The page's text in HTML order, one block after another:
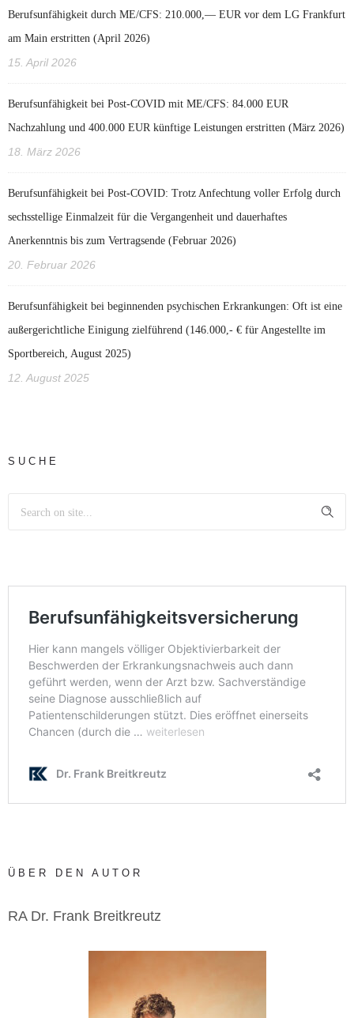
Berufsunfähigkeit durch ME/CFS: 210.000,— EUR vor dem LG Frankfurt
am Main erstritten (April 2026)
15. April 2026
Berufsunfähigkeit bei Post-COVID mit ME/CFS: 84.000 EUR
Nachzahlung und 400.000 EUR künftige Leistungen erstritten (März 2026)
18. März 2026
Berufsunfähigkeit bei Post‑COVID: Trotz Anfechtung voller Erfolg durch
sechsstellige Einmalzeit für die Vergangenheit und dauerhaftes
Anerkenntnis bis zum Vertragsende (Februar 2026)
20. Februar 2026
Berufsunfähigkeit bei beginnenden psychischen Erkrankungen: Oft ist eine
außergerichtliche Einigung zielführend (146.000,- € für Angestellte im
Sportbereich, August 2025)
12. August 2025
SUCHE
ÜBER DEN AUTOR
RA Dr. Frank Breitkreutz